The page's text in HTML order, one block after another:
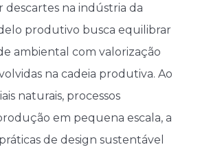
descartes na indústria da
produtivo busca equilibrar
ambiental com valorização
na cadeia produtiva. Ao
naturais, processos
em pequena escala, a
de design sustentável